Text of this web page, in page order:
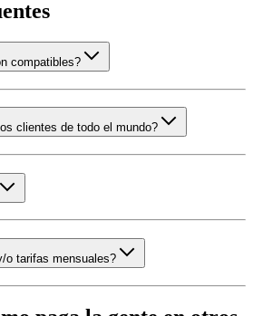
compatibles?
clientes de todo el mundo?
o tarifas mensuales?